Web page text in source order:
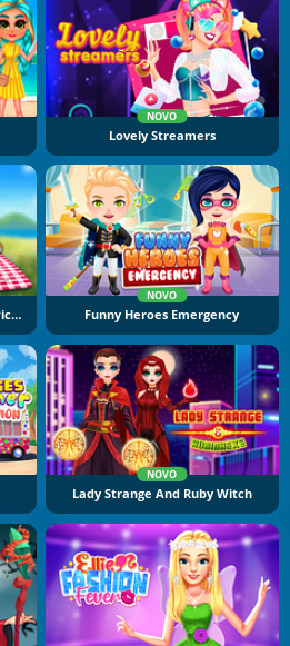
NOVO
Lovely Streamers
Get Ready With Me: Summer Picnic
NOVO
Funny Heroes Emergency
NOVO
Lady Strange And Ruby Witch